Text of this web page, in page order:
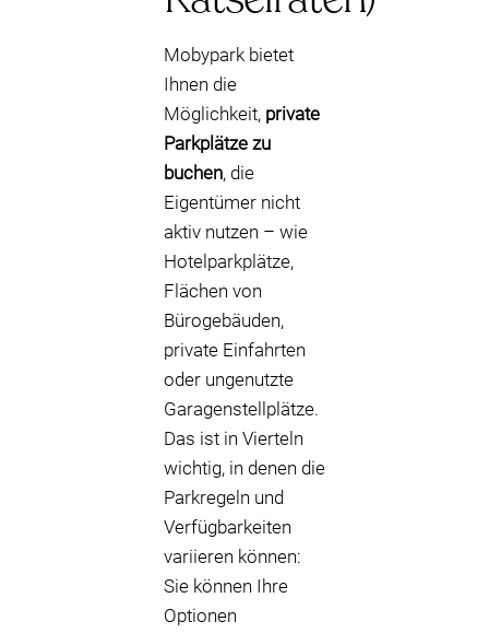
Mobypark bietet
Ihnen die
Möglichkeit, private
Parkplätze zu
buchen, die
Eigentümer nicht
aktiv nutzen – wie
Hotelparkplätze,
Flächen von
Bürogebäuden,
private Einfahrten
oder ungenutzte
Garagenstellplätze.
Das ist in Vierteln
wichtig, in denen die
Parkregeln und
Verfügbarkeiten
variieren können:
Sie können Ihre
Optionen